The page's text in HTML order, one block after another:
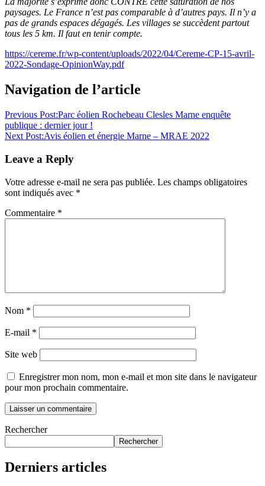
paysages. Le France n’est pas comparable à d’autres pays. Il n’y a
pas de grands espaces dégagés. Les villages se succèdent partout
tous les 5 km. Il faut en tenir compte.
https://cereme.fr/wp-content/uploads/2022/04/Cereme-CP-15-avril-
2022-Sondage-OpinionWay.pdf
Navigation de l’article
Previous Post:Parc éolien Rochebeau Clesles Marne enquête
publique : dernier jour !
Next Post:Avis éolien et énergie Marne – MRAE 2022
Leave a Reply
Votre adresse e-mail ne sera pas publiée. Les champs obligatoires
sont indiqués avec *
Commentaire *
Nom *
E-mail *
Site web
Enregistrer mon nom, mon e-mail et mon site dans le navigateur
pour mon prochain commentaire.
Rechercher
Rechercher
Derniers articles